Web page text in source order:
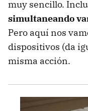
muy sencillo.
simultaneando
Pero aquí nos
dispositivos (da
misma acción.